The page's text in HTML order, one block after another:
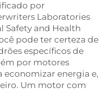
por
Laboratories
Safety and Health
pode ter certeza de
específicos de
por motores
economizar energia e,
Um motor com